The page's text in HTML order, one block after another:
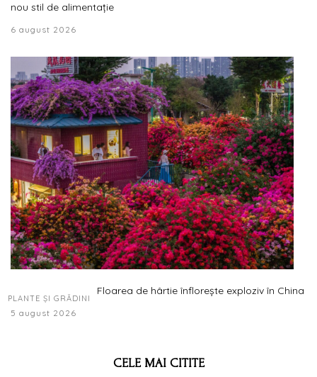
nou stil de alimentație
6 august 2026
PLANTE ȘI GRĂDINI
Floarea de hârtie înflorește exploziv în China
5 august 2026
CELE MAI CITITE